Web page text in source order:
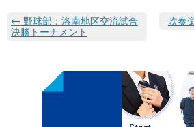
← 野球部：洛南地区交流試合
決勝トーナメント
吹奏